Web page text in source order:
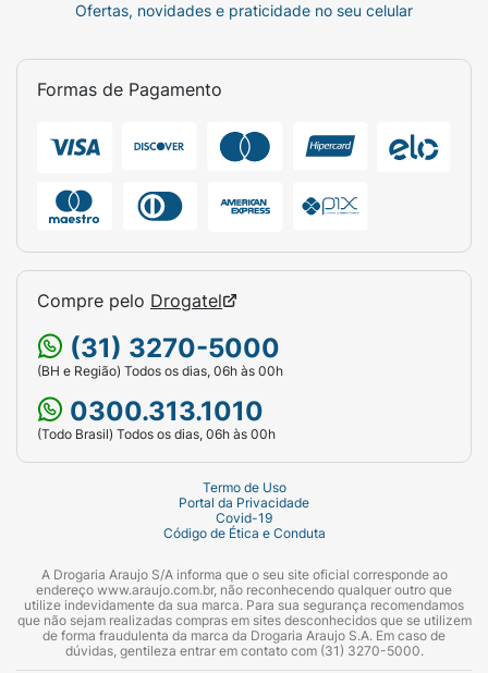
Ofertas, novidades e praticidade no seu celular
Formas de Pagamento
Compre pelo Drogatel
(31) 3270-5000
(BH e Região) Todos os dias, 06h às 00h
0300.313.1010
(Todo Brasil) Todos os dias, 06h às 00h
Termo de Uso
Portal da Privacidade
Covid-19
Código de Ética e Conduta
A Drogaria Araujo S/A informa que o seu site oficial corresponde ao
endereço www.araujo.com.br, não reconhecendo qualquer outro que
utilize indevidamente da sua marca. Para sua segurança recomendamos
que não sejam realizadas compras em sites desconhecidos que se utilizem
de forma fraudulenta da marca da Drogaria Araujo S.A. Em caso de
dúvidas, gentileza entrar em contato com (31) 3270-5000.